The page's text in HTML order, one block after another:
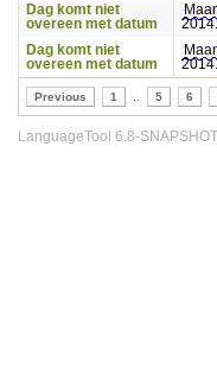
Dag komt niet
overeen met datum
2014.
Dag komt niet
overeen met datum
2014.
Previous 1 5 6
LanguageTool 6.8-